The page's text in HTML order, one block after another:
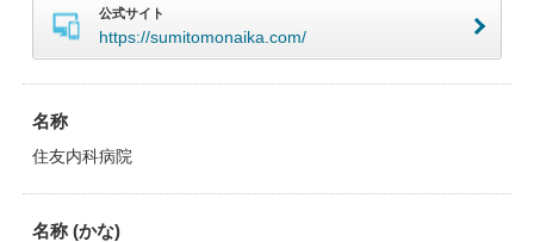
公式サイト
https://sumitomonaika.com/
名称
住友内科病院
名称 (かな)